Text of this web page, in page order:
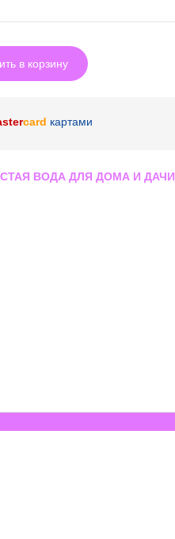
в корзину
card картами
ВОДА ДЛЯ ДОМА И ДАЧИ